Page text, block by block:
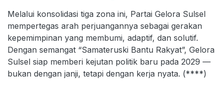
Melalui konsolidasi tiga zona ini, Partai Gelora Sulsel
mempertegas arah perjuangannya sebagai gerakan
kepemimpinan yang membumi, adaptif, dan solutif.
Dengan semangat “Samateruski Bantu Rakyat”, Gelora
Sulsel siap memberi kejutan politik baru pada 2029 —
bukan dengan janji, tetapi dengan kerja nyata. (****)